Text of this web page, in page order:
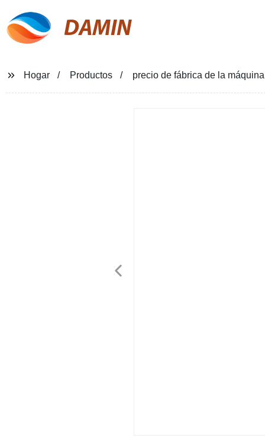
DAMIN
Hogar Productos precio de fábrica de la